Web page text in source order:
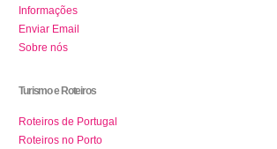
Informações
Enviar Email
Sobre nós
Turismo e Roteiros
Roteiros de Portugal
Roteiros no Porto